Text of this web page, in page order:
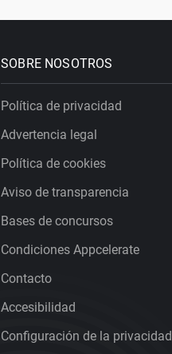
SOBRE NOSOTROS
Política de privacidad
Advertencia legal
Política de cookies
Aviso de transparencia
Bases de concursos
Condiciones Appcelerate
Contacto
Accesibilidad
Configuración de la privacidad